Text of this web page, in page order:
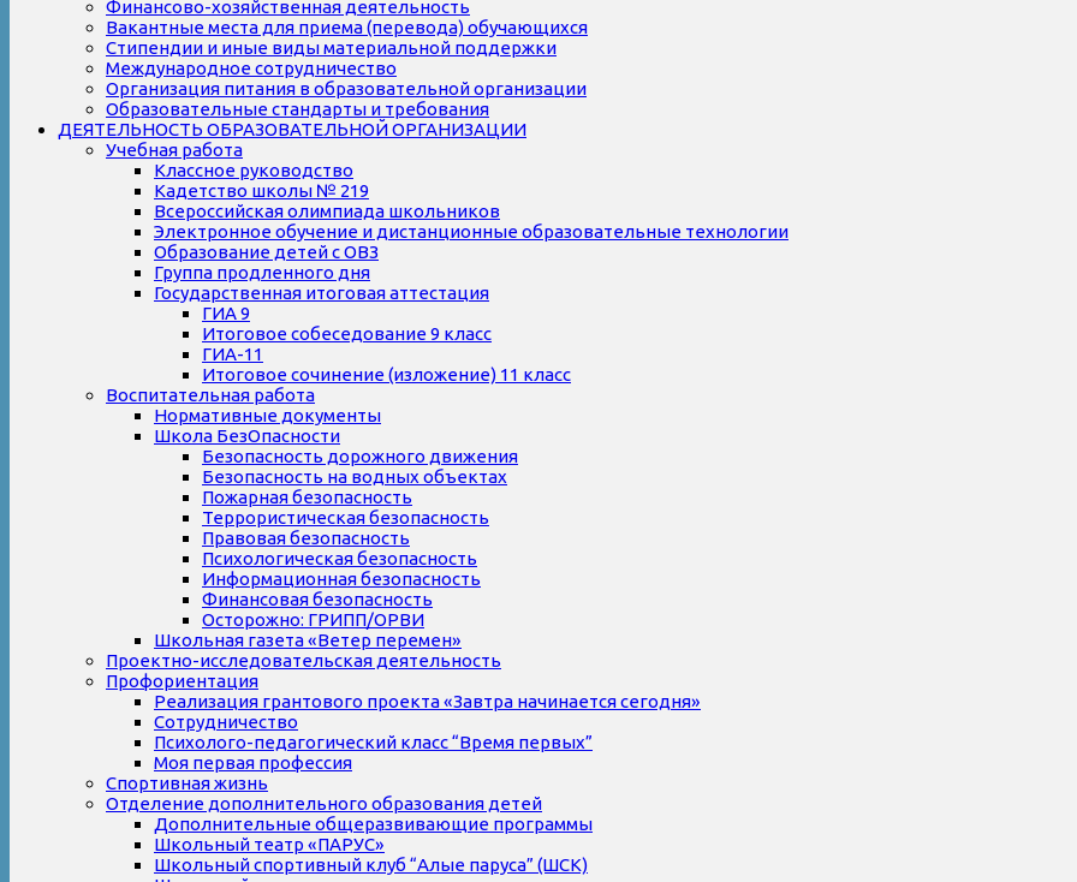
Финансово-хозяйственная деятельность
Вакантные места для приема (перевода) обучающихся
Стипендии и иные виды материальной поддержки
Международное сотрудничество
Организация питания в образовательной организации
Образовательные стандарты и требования
ДЕЯТЕЛЬНОСТЬ ОБРАЗОВАТЕЛЬНОЙ ОРГАНИЗАЦИИ
Учебная работа
Классное руководство
Кадетство школы № 219
Всероссийская олимпиада школьников
Электронное обучение и дистанционные образовательные технологии
Образование детей с ОВЗ
Группа продленного дня
Государственная итоговая аттестация
ГИА 9
Итоговое собеседование 9 класс
ГИА-11
Итоговое сочинение (изложение) 11 класс
Воспитательная работа
Нормативные документы
Школа БезОпасности
Безопасность дорожного движения
Безопасность на водных объектах
Пожарная безопасность
Террористическая безопасность
Правовая безопасность
Психологическая безопасность
Информационная безопасность
Финансовая безопасность
Осторожно: ГРИПП/ОРВИ
Школьная газета «Ветер перемен»
Проектно-исследовательская деятельность
Профориентация
Реализация грантового проекта «Завтра начинается сегодня»
Сотрудничество
Психолого-педагогический класс “Время первых”
Моя первая профессия
Спортивная жизнь
Отделение дополнительного образования детей
Дополнительные общеразвивающие программы
Школьный театр «ПАРУС»
Школьный спортивный клуб “Алые паруса” (ШСК)